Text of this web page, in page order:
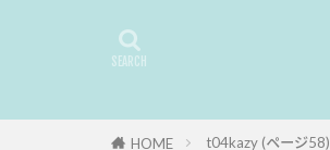
HOME t04kazy (ページ58)